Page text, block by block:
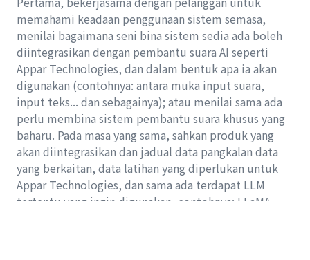
memahami keadaan penggunaan sistem semasa,
menilai bagaimana seni bina sistem sedia ada boleh
diintegrasikan dengan pembantu suara AI seperti
Appar Technologies, dan dalam bentuk apa ia akan
digunakan (contohnya: antara muka input suara,
input teks... dan sebagainya); atau menilai sama ada
perlu membina sistem pembantu suara khusus yang
baharu. Pada masa yang sama, sahkan produk yang
akan diintegrasikan dan jadual data pangkalan data
yang berkaitan, data latihan yang diperlukan untuk
Appar Technologies, dan sama ada terdapat LLM
tertentu yang ingin digunakan, contohnya: LLaMA